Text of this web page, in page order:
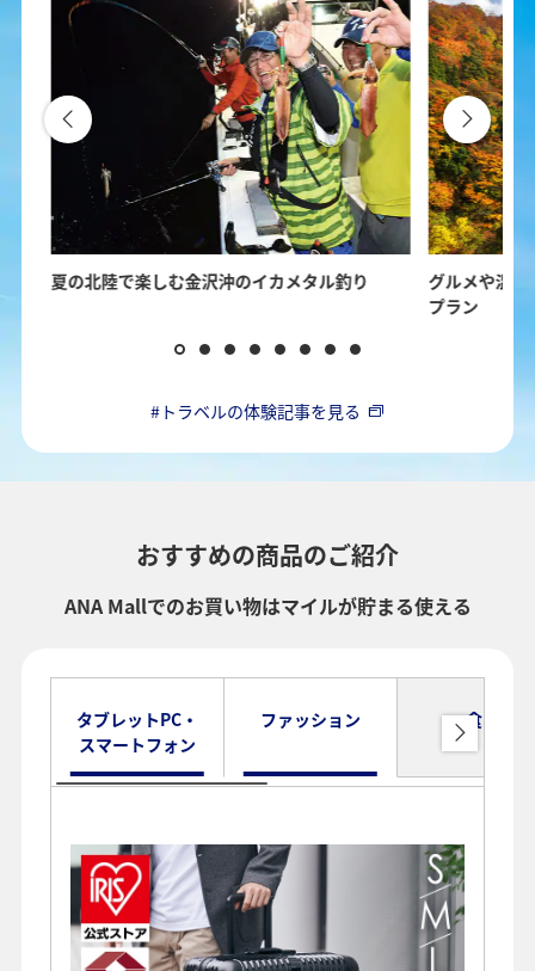
夏の北陸で楽しむ金沢沖のイカメタル釣り
グルメや温
プラン
#トラベルの体験記事を見る
おすすめの商品のご紹介
ANA Mallでのお買い物はマイルが貯まる使える
タブレットPC・
スマートフォン
ファッション 食品